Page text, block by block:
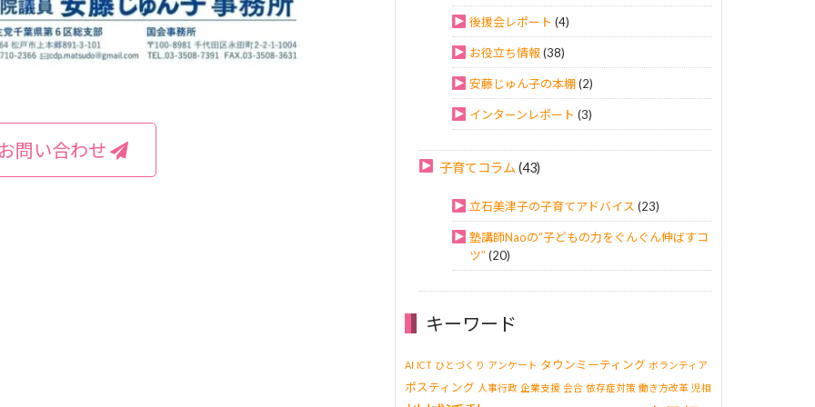
問い合わせ
後援会レポート (4)
お役立ち情報(38)
安藤じゅん子の本棚(2)
インターンレポート (3)
子育てコラム (43)
立石美津子の子育てアドバイス (23)
塾講師Naoの“子どもの力をぐんぐん伸ばすコ
ツ” (20)
キーワード
AI ICT ひとづくり アンケート タウンミーティング ボランティア
ポスティング 人事行政 企業支援 会合 依存症対策 働き方改革 児相